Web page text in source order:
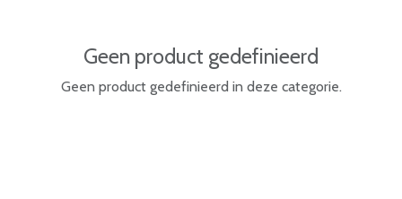
Geen product gedefinieerd
Geen product gedefinieerd in deze categorie.